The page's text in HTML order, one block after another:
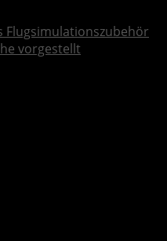
Flugsimulationszubehör
vorgestellt